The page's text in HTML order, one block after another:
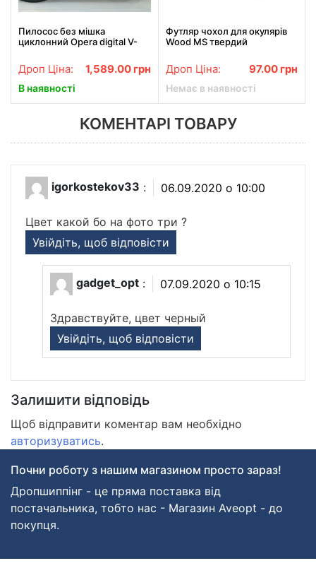
Пилосос без мішка
циклонний Opera digital V-
Дроп Ціна: 1,589.00 грн
В наявності
Футляр чохол для окулярів
Wood MS твердий
Дроп Ціна: 97.00 грн
Немає в наявності
КОМЕНТАРІ ТОВАРУ
igorkostekov33 : 06.09.2020 о 10:00
Цвет какой бо на фото три ?
Увійдіть, щоб відповісти
gadget_opt : 07.09.2020 о 10:15
Здравствуйте, цвет черный
Увійдіть, щоб відповісти
Залишити відповідь
Щоб відправити коментар вам необхідно
авторизуватись.
Почни роботу з нашим магазином просто зараз!
Дропшиппінг - це пряма поставка від
постачальника, тобто нас - Магазин Aveopt - до
покупця.